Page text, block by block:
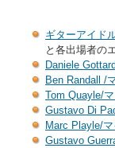
ギターアイド
と各出場者の
Daniele
Ben Randall /
Tom Quayle/
Gustavo Di
Marc Playle/
Gustavo